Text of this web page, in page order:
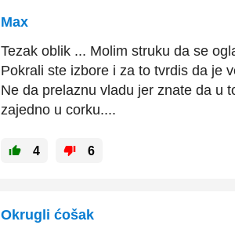
Max
Tezak oblik ... Molim struku da se
Pokrali ste izbore i za to tvrdis da je
Ne da prelaznu vladu jer znate da u
zajedno u corku....
4 6
Okrugli ćošak